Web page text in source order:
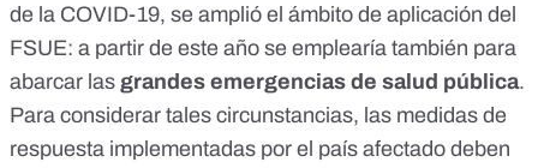
de la COVID-19, se amplió el ámbito de aplicación del
FSUE: a partir de este año se emplearía también para
abarcar las grandes emergencias de salud pública.
Para considerar tales circunstancias, las medidas de
respuesta implementadas por el país afectado deben